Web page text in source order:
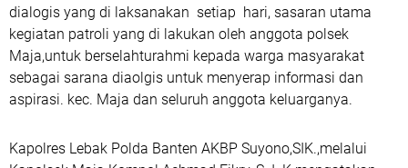
dialogis yang di laksanakan setiap hari, sasaran utama
kegiatan patroli yang di lakukan oleh anggota polsek
Maja,untuk berselahturahmi kepada warga masyarakat
sebagai sarana diaolgis untuk menyerap informasi dan
aspirasi. kec. Maja dan seluruh anggota keluarganya.
Kapolres Lebak Polda Banten AKBP Suyono,SIK.,melalui